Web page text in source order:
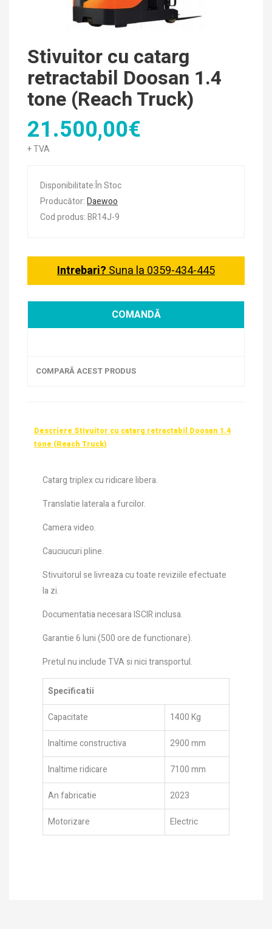
Stivuitor cu catarg
retractabil Doosan 1.4
tone (Reach Truck)
21.500,00€
+ TVA
Disponibilitate:În Stoc
Producător:Daewoo
Cod produs: BR14J-9
Intrebari?Suna la 0359-434-445
COMANDĂ
COMPARĂ ACEST PRODUS
Descriere Stivuitor cu catarg retractabil Doosan 1.4
tone (Reach Truck)
Catarg triplex cu ridicare libera.
Translatie laterala a furcilor.
Camera video.
Cauciucuri pline.
Stivuitorul se livreaza cu toate reviziile efectuate
la zi.
Documentatia necesara ISCIR inclusa.
Garantie 6 luni (500 ore de functionare).
Pretul nu include TVA si nici transportul.
Specificatii
Capacitate 1400 Kg
Inaltime constructiva 2900 mm
Inaltime ridicare 7100 mm
An fabricatie 2023
Motorizare Electric